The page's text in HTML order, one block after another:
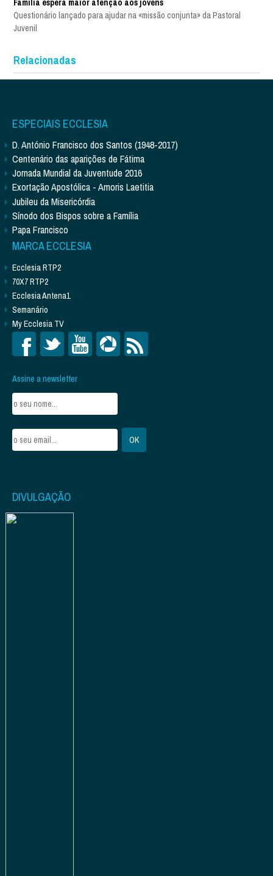
Família espera maior atenção aos jovens
Questionário lançado para ajudar na «missão conjunta» da Pastoral
Juvenil
Relacionadas
ESPECIAIS ECCLESIA
D. António Francisco dos Santos (1948-2017)
Centenário das aparições de Fátima
Jornada Mundial da Juventude 2016
Exortação Apostólica - Amoris Laetitia
Jubileu da Misericórdia
Sínodo dos Bispos sobre a Família
Papa Francisco
MARCA ECCLESIA
Ecclesia RTP2
70X7 RTP2
Ecclesia Antena1
Semanário
My Ecclesia TV
Assine a newsletter
DIVULGAÇÃO